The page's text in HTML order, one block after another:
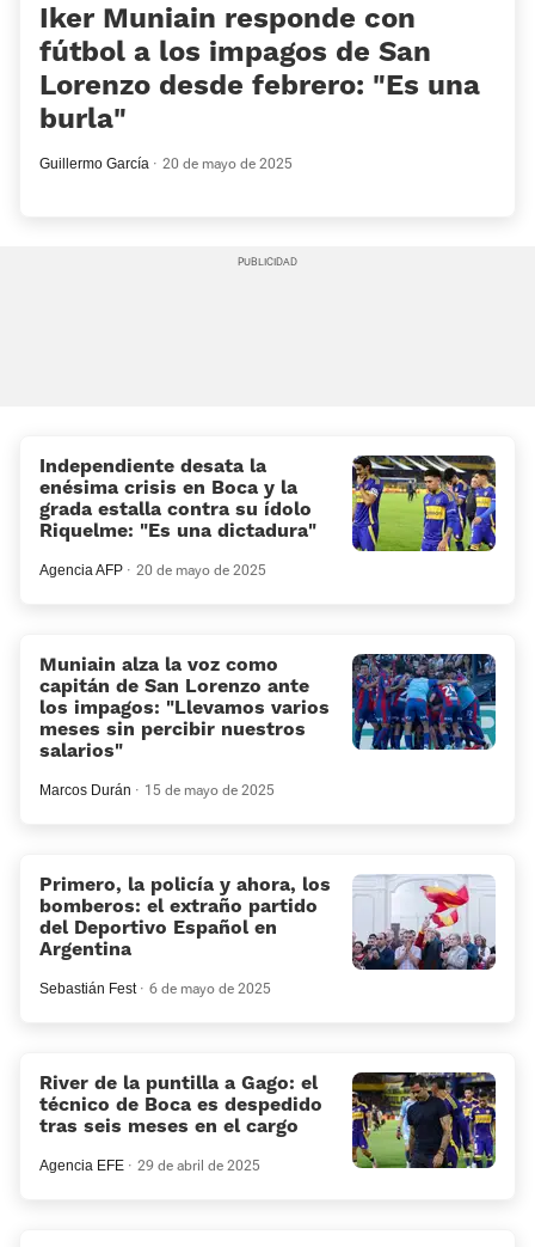
Iker Muniain responde con
fútbol a los impagos de San
Lorenzo desde febrero: «Es una
burla»
Guillermo García 20 de mayo de 2025
Independiente desata la
enésima crisis en Boca y la
grada estalla contra su ídolo
Riquelme: «Es una dictadura»
Agencia AFP 20 de mayo de 2025
Muniain alza la voz como
capitán de San Lorenzo ante
los impagos: «Llevamos varios
meses sin percibir nuestros
salarios»
Marcos Durán 15 de mayo de 2025
Primero, la policía y ahora, los
bomberos: el extraño partido
del Deportivo Español en
Argentina
Sebastián Fest 6 de mayo de 2025
River de la puntilla a Gago: el
técnico de Boca es despedido
tras seis meses en el cargo
Agencia EFE 29 de abril de 2025